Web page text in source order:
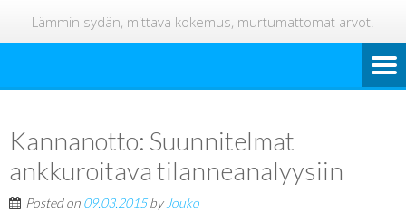
Lämmin sydän, mittava kokemus, murtumattomat arvot.
Kannanotto: Suunnitelmat
ankkuroitava tilanneanalyysiin
Posted on 09.03.2015by Jouko